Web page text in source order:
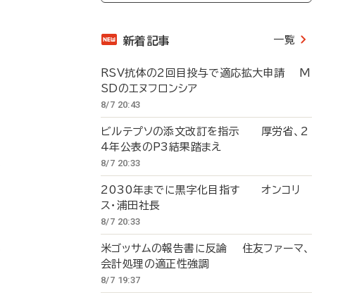
新着記事 一覧
RSV抗体の2回目投与で適応拡大申請 M
SDのエヌフロンシア
8/7 20:43
ビルテプソの添文改訂を指示 厚労省、2
4年公表のP3結果踏まえ
8/7 20:33
2030年までに黒字化目指す オンコリ
ス・浦田社長
8/7 20:33
米ゴッサムの報告書に反論 住友ファーマ、
会計処理の適正性強調
8/7 19:37